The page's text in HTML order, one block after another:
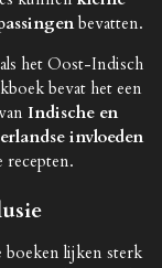
bevatten.
het Oost-Indisch
bevat het een
Indische en
invloeden
recepten.
boeken lijken sterk